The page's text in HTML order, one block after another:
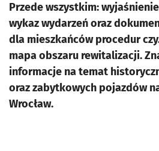
Przede wszystkim:
wykaz wydarzeń oraz
dla mieszkańców procedur
mapa obszaru rewitalizacji.
informacje na temat
oraz zabytkowych pojazdów
Wrocław.